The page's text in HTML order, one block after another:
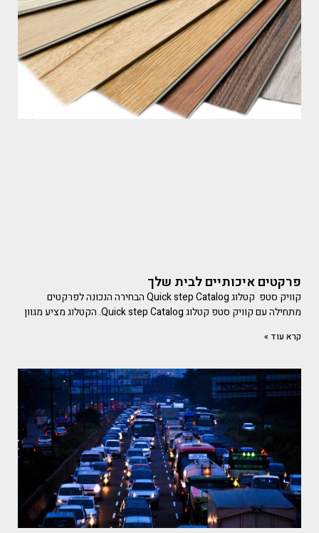
פרקטים איכותיים לבית שלך
קוויק סטפ קטלוג Quick step Catalog הבחירה הנכונה לפרקטים
מתחילה עם קוויק סטפ קטלוג Quick step Catalog. הקטלוג מציע מגוון
קרא עוד »